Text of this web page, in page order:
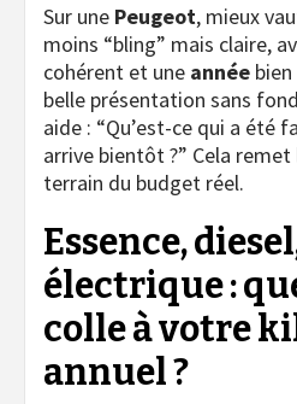
Sur une Peugeot, mieux
moins “bling” mais claire,
cohérent et une année
belle présentation sans
aide : “Qu’est-ce qui a été
arrive bientôt ?” Cela
terrain du budget réel.
Essence,
électrique :
colle à votre
annuel ?